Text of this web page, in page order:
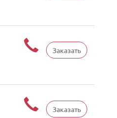
Заказать
Заказать